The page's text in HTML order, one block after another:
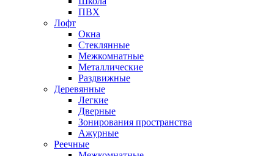
ПВХ
Лофт
Окна
Стеклянные
Межкомнатные
Металлические
Раздвижные
Деревянные
Легкие
Дверные
Зонирования пространства
Ажурные
Реечные